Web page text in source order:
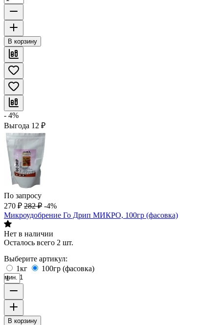
В корзину
- 4%
Выгода 12 ₽
По запросу
270 ₽ 282 ₽ -4%
Микроудобрение Го Дрип МИКРО, 100гр (фасовка)
Нет в наличии
Осталось всего 2 шт.
Выберите артикул:
1кг
100гр (фасовка)
мин. 1
В корзину